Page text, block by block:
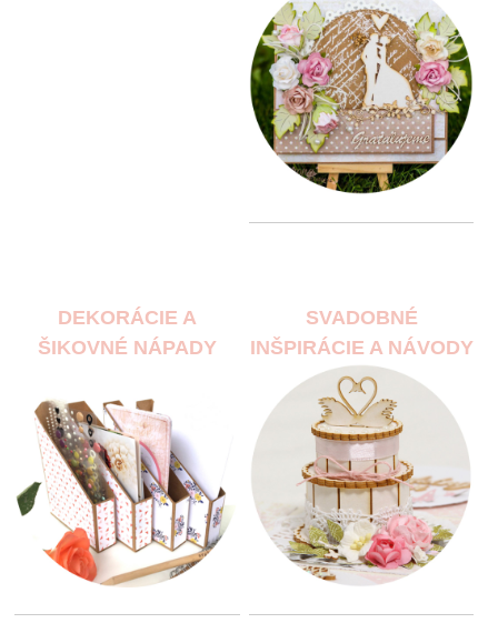
DEKORÁCIE A
ŠIKOVNÉ NÁPADY
SVADOBNÉ
INŠPIRÁCIE A NÁVODY